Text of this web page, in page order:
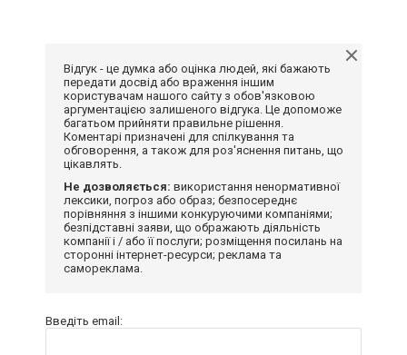
Відгук - це думка або оцінка людей, які бажають
передати досвід або враження іншим
користувачам нашого сайту з обов'язковою
аргументацією залишеного відгука. Це допоможе
багатьом прийняти правильне рішення.
Коментарі призначені для спілкування та
обговорення, а також для роз'яснення питань, що
цікавлять.
Не дозволяється: використання ненормативної
лексики, погроз або образ; безпосереднє
порівняння з іншими конкуруючими компаніями;
безпідставні заяви, що ображають діяльність
компанії і / або її послуги; розміщення посилань на
сторонні інтернет-ресурси; реклама та
самореклама.
Введіть email: